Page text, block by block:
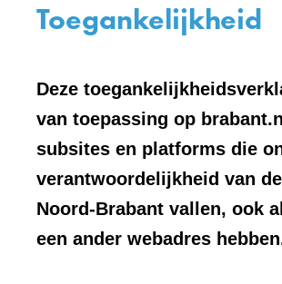
Toegankelijkheid
Deze
van toepassing op
subsites en platforms die
verantwoordelijkheid van
Noord-Brabant vallen, ook
een ander webadres